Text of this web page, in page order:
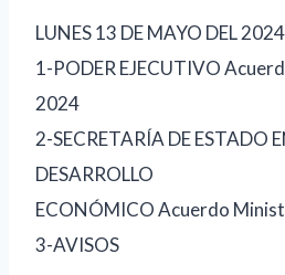
LUNES 13 DE MAYO DEL
1-PODER EJECUTIVO
2024
2-SECRETARÍA DE ESTADO
DESARROLLO
ECONÓMICO Acuerdo
3-AVISOS